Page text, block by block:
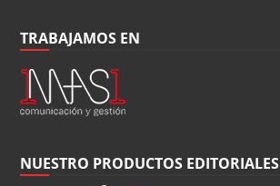
TRABAJAMOS EN
NUESTRO PRODUCTOS EDITORIALES